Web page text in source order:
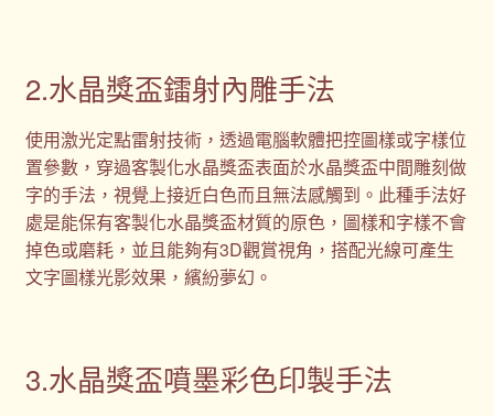
2.水晶獎盃鐳射內雕手法
使用激光定點雷射技術，透過電腦軟體把控圖樣或字樣位
置參數，穿過客製化水晶獎盃表面於水晶獎盃中間雕刻做
字的手法，視覺上接近白色而且無法感觸到。此種手法好
處是能保有客製化水晶獎盃材質的原色，圖樣和字樣不會
掉色或磨耗，並且能夠有3D觀賞視角，搭配光線可產生
文字圖樣光影效果，繽紛夢幻。
3.水晶獎盃噴墨彩色印製手法